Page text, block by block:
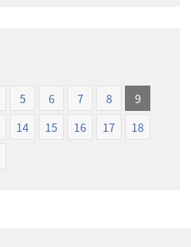
新
界
译
译
5 6 7 8
9
14 15 16 17
18